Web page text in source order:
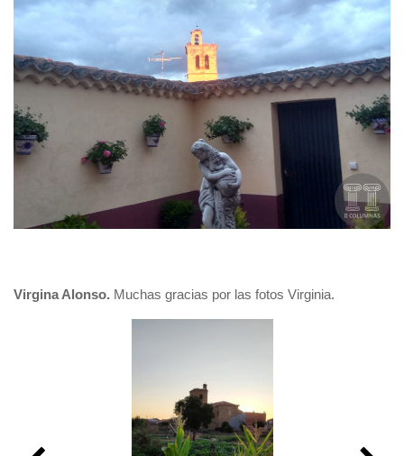
Virgina Alonso. Muchas gracias por las fotos Virginia.